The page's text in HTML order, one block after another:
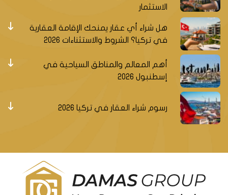
الاستثمار
هل شراء أي عقار يمنحك الإقامة العقارية
في تركيا؟ الشروط والاستثناءات 2026
أهم المعالم والمناطق السياحية في
إسطنبول 2026
رسوم شراء العقار في تركيا 2026